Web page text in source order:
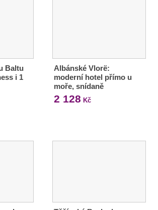
Baltu
i 1
Albánské Vlorë:
moderní hotel přímo u
moře, snídaně
2 128 Kč